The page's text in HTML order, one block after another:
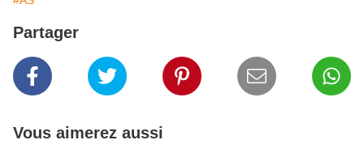
Partager
Vous aimerez aussi